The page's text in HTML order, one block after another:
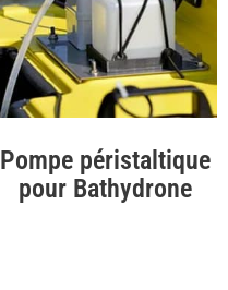
Pompe péristaltique
pour Bathydrone